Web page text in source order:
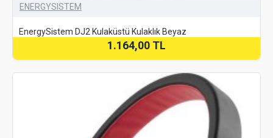
ENERGYSISTEM
EnergySistem DJ2 Kulaküstü Kulaklık Beyaz
1.164,00 TL